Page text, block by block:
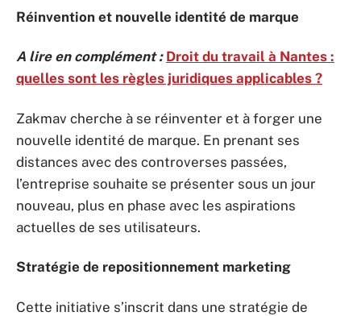
Réinvention et nouvelle identité de marque
A lire en complément : Droit du travail à Nantes :
quelles sont les règles juridiques applicables ?
Zakmav cherche à se réinventer et à forger une
nouvelle identité de marque. En prenant ses
distances avec des controverses passées,
l’entreprise souhaite se présenter sous un jour
nouveau, plus en phase avec les aspirations
actuelles de ses utilisateurs.
Stratégie de repositionnement marketing
Cette initiative s’inscrit dans une stratégie de